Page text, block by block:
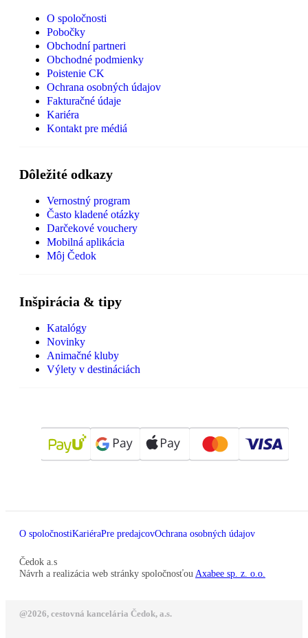
O spoločnosti
Pobočky
Obchodní partneri
Obchodné podmienky
Poistenie CK
Ochrana osobných údajov
Fakturačné údaje
Kariéra
Kontakt pre médiá
Dôležité odkazy
Vernostný program
Často kladené otázky
Darčekové vouchery
Mobilná aplikácia
Môj Čedok
Inšpirácia & tipy
Katalógy
Novinky
Animačné kluby
Výlety v destináciách
O spoločnostiKariéraPre predajcovOchrana osobných údajov
Čedok a.s
Návrh a realizácia web stránky spoločnosťou Axabee sp. z. o.o.
@2026, cestovná kancelária Čedok, a.s.